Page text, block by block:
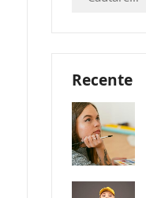
Recente